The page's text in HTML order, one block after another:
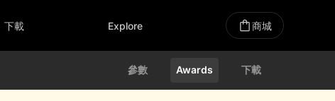
下載 Explore 商城
參數 Awards 下載